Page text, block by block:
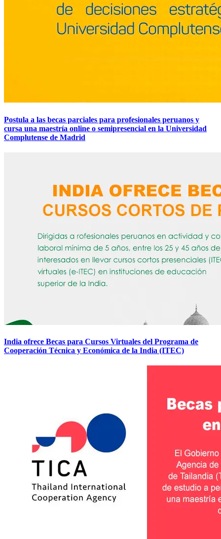
Postula a las becas parciales para profesionales peruanos y
cursa una maestría online o semipresencial en la Universidad
Complutense de Madrid
India ofrece Becas para Cursos Virtuales del Programa de
Cooperación Técnica y Económica de la India (ITEC)